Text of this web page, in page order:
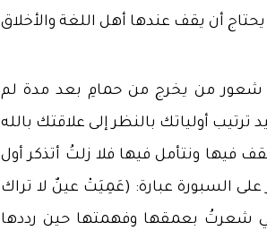
يحتاج أن يقف عندها أهل اللغة والأخلاق
شعور من يخرج من حمامِ بعد مدة لم
أولياتك بالنظر إلى علاقتك بالله
فيها ونتأمل فيها فلا زلتُ أتذكر أول
السبورة عبارة: (عَمِيَتْ عينٌ لا تراك
التي شعرتُ بعمقها وفهمتها حين رددها